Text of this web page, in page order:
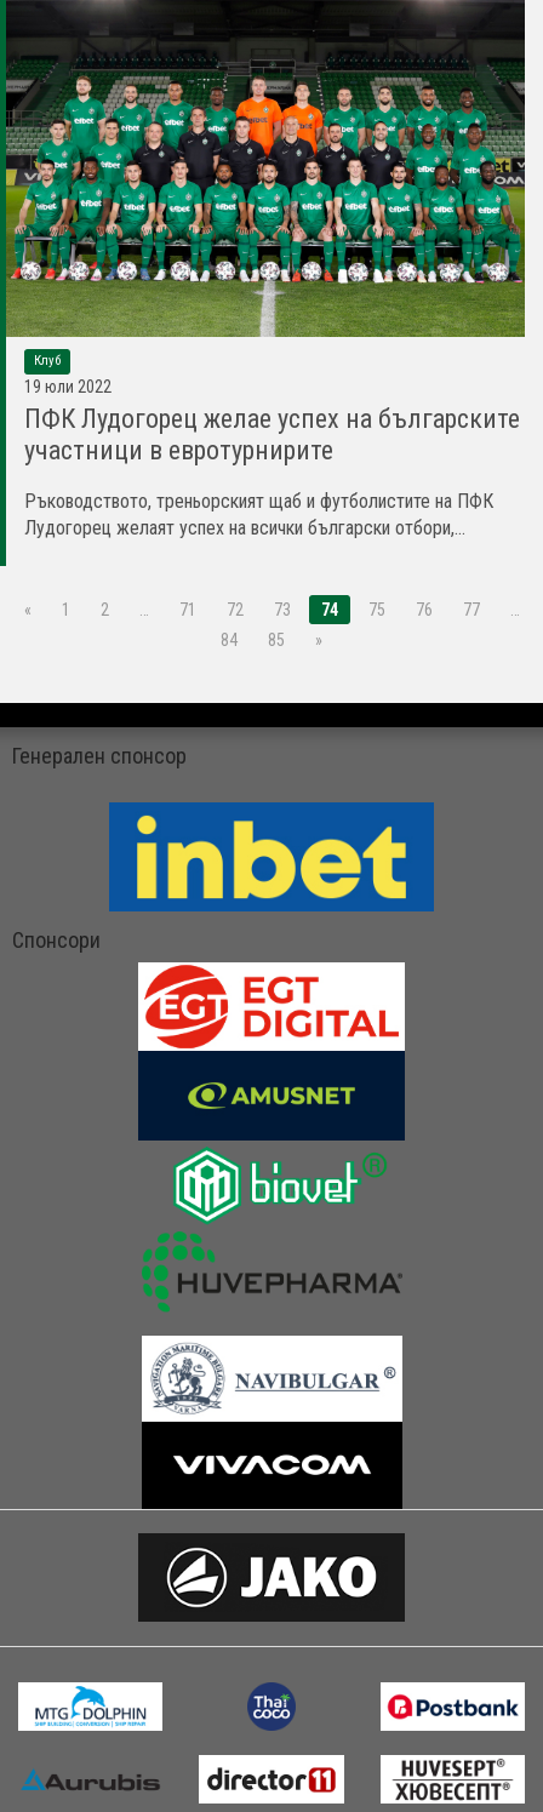
Клуб
19 юли 2022
ПФК Лудогорец желае успех на българските
участници в евротурнирите
Ръководството, треньорският щаб и футболистите на ПФК
Лудогорец желаят успех на всички български отбори,...
« 1 2 … 71 72 73 74 75 76 77
…
84
85 »
Генерален спонсор
Спонсори